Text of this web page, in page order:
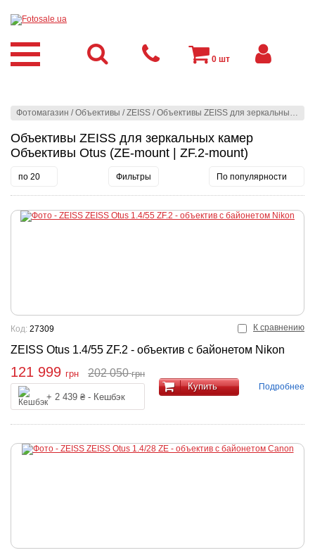
Фотомагазин /Объективы /ZEISS /Объективы ZEISS для зеркальных камер
Объективы ZEISS для зеркальных камер
Объективы Otus (ZE-mount | ZF.2-mount)
по 20 Фильтры По популярности
К сравнению
ZEISS Otus 1.4/55 ZF.2 - объектив с байонетом Nikon
Код: 27309
121 999 грн 202 050грн
+ 2 439 ₴ - Кешбэк
Купить Подробнее
0 шт